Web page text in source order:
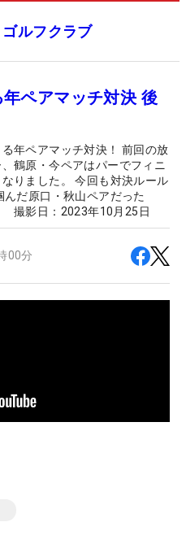
ルフクラブ
年ペアマッチ対決 後
年ペアマッチ対決！ 前回の放
鶴原・今ペアはパーでフィニ
りました。 今回も対決ルール
だ原口・秋山ペアだった
撮影日：2023年10月25日
00分